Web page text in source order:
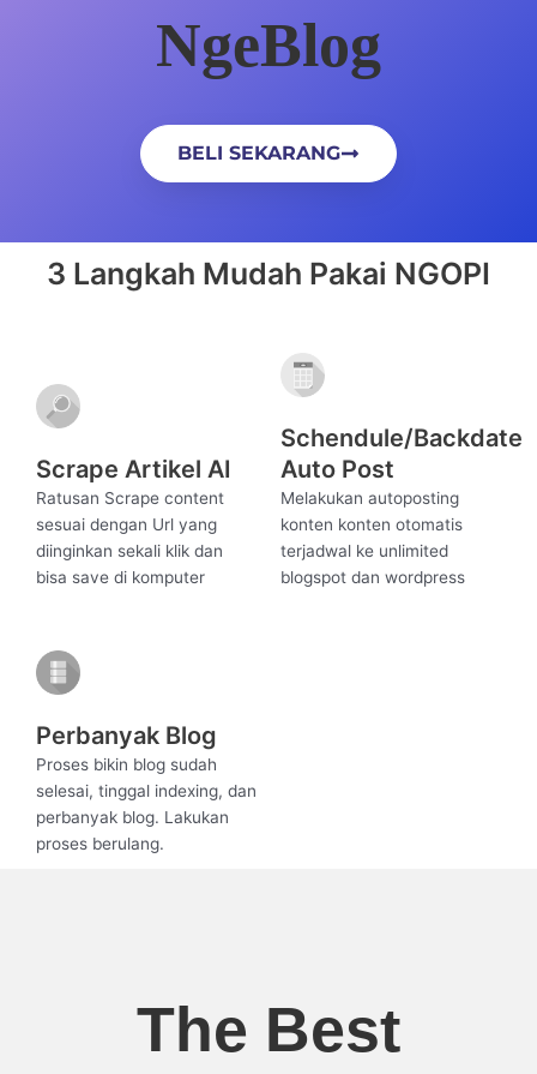
NgeBlog
BELI SEKARANG
3 Langkah Mudah Pakai NGOPI
Scrape Artikel AI
Ratusan Scrape content
sesuai dengan Url yang
diinginkan sekali klik dan
bisa save di komputer​
Schendule/Backdate
Auto Post
Melakukan autoposting
konten konten otomatis
terjadwal ke unlimited
blogspot dan wordpress​
Perbanyak Blog
Proses bikin blog sudah
selesai, tinggal indexing, dan
perbanyak blog. Lakukan
proses berulang.
The Best